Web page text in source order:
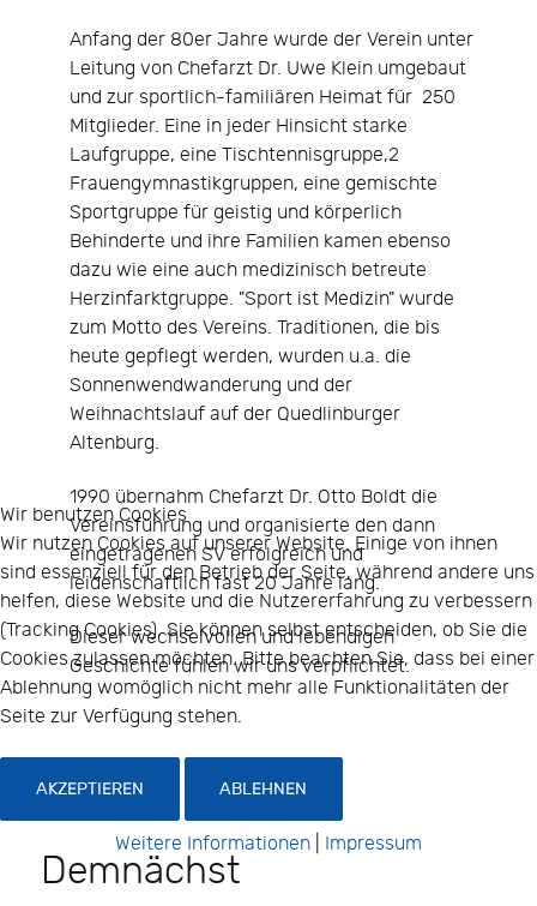
Anfang der 80er Jahre wurde der Verein unter
Leitung von Chefarzt Dr. Uwe Klein umgebaut
und zur sportlich-familiären Heimat für 250
Mitglieder. Eine in jeder Hinsicht starke
Laufgruppe, eine Tischtennisgruppe,2
Frauengymnastikgruppen, eine gemischte
Sportgruppe für geistig und körperlich
Behinderte und ihre Familien kamen ebenso
dazu wie eine auch medizinisch betreute
Herzinfarktgruppe. "Sport ist Medizin" wurde
zum Motto des Vereins. Traditionen, die bis
heute gepflegt werden, wurden u.a. die
Sonnenwendwanderung und der
Weihnachtslauf auf der Quedlinburger
Altenburg.
1990 übernahm Chefarzt Dr. Otto Boldt die
Vereinsführung und organisierte den dann
eingetragenen SV erfolgreich und
leidenschaftlich fast 20 Jahre lang.
Dieser wechselvollen und lebendigen
Geschichte fühlen wir uns verpflichtet.
Demnächst
Wir benutzen Cookies
Wir nutzen Cookies auf unserer Website. Einige von ihnen
sind essenziell für den Betrieb der Seite, während andere uns
helfen, diese Website und die Nutzererfahrung zu verbessern
(Tracking Cookies). Sie können selbst entscheiden, ob Sie die
Cookies zulassen möchten. Bitte beachten Sie, dass bei einer
Ablehnung womöglich nicht mehr alle Funktionalitäten der
Seite zur Verfügung stehen.
AKZEPTIEREN ABLEHNEN
Weitere Informationen Impressum